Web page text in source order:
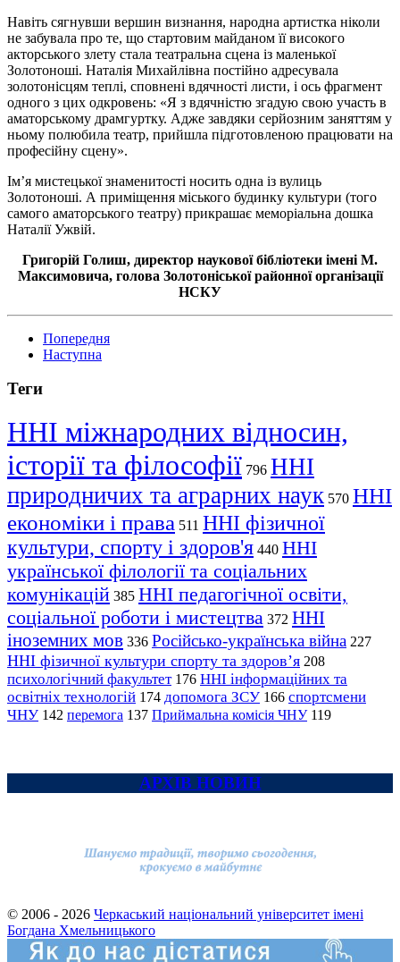
Навіть сягнувши вершин визнання, народна артистка ніколи
не забувала про те, що стартовим майданом її високого
акторського злету стала театральна сцена із маленької
Золотоноші. Наталія Михайлівна постійно адресувала
золотонісцям теплі, сповнені вдячності листи, і ось фрагмент
одного з цих одкровень: «Я з вдячністю згадую свою участь в
аматорському драмгуртку. Адже завдяки серйозним заняттям у
ньому полюбила театр, прийшла підготовленою працювати на
професійну сцену».
Ім’я мистецької знаменитості носить одна із вулиць
Золотоноші. А приміщення міського будинку культури (того
самого аматорського театру) прикрашає меморіальна дошка
Наталії Ужвій.
Григорій Голиш, директор наукової бібліотеки імені М.
Максимовича, голова Золотоніської районної організації
НСКУ
Попередня
Наступна
Теги
ННІ міжнародних відносин,
історії та філософії 796 ННІ
природничих та аграрних наук 570 ННІ
економіки і права 511 ННІ фізичної
культури, спорту і здоров'я 440 ННІ
української філології та соціальних
комунікацій 385 ННІ педагогічної освіти,
соціальної роботи і мистецтва 372 ННІ
іноземних мов 336 Російсько-українська війна 227
ННІ фізичної культури спорту та здоров’я 208
психологічний факультет 176 ННІ інформаційних та
освітніх технологій 174 допомога ЗСУ 166 спортсмени
ЧНУ 142 перемога 137 Приймальна комісія ЧНУ 119
АРХІВ НОВИН
© 2006 - 2026 Черкаський національний університет імені
Богдана Хмельницького